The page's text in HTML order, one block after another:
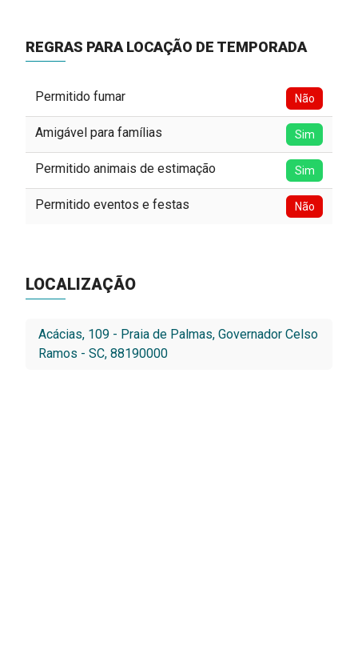
REGRAS PARA LOCAÇÃO DE TEMPORADA
Permitido fumar Não
Amigável para famílias Sim
Permitido animais de estimação Sim
Permitido eventos e festas Não
LOCALIZAÇÃO
Acácias, 109 - Praia de Palmas, Governador Celso
Ramos - SC, 88190000